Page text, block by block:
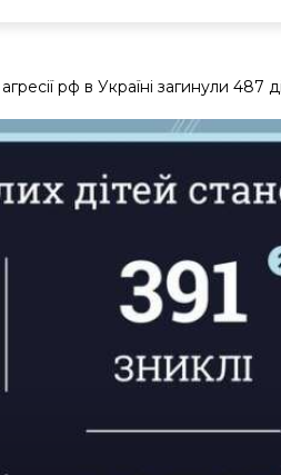
рф в Україні загинули 487